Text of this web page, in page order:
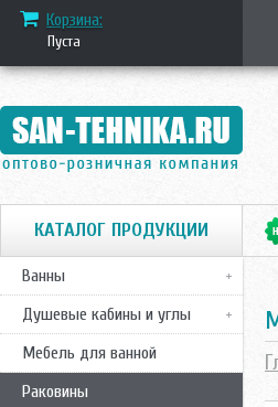
Корзина:
Пуста
КАТАЛОГ ПРОДУКЦИИ
Ванны
Душевые кабины и углы
Мебель для ванной
Раковины